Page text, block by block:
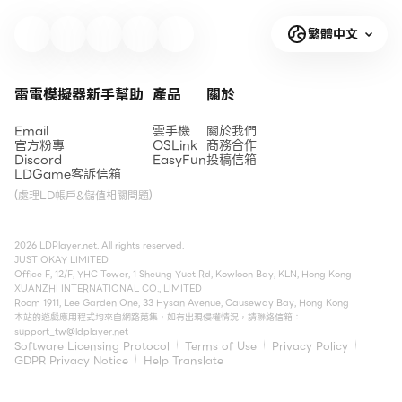
繁體中文
雷電模擬器新手幫助
Email
官方粉專
Discord
LDGame客訴信箱
(處理LD帳戶&儲值相關問題)
產品
雲手機
OSLink
EasyFun
關於
關於我們
商務合作
投稿信箱
2026 LDPlayer.net. All rights reserved.
JUST OKAY LIMITED
Office F, 12/F, YHC Tower, 1 Sheung Yuet Rd, Kowloon Bay, KLN, Hong Kong
XUANZHI INTERNATIONAL CO., LIMITED
Room 1911, Lee Garden One, 33 Hysan Avenue, Causeway Bay, Hong Kong
本站的遊戲應用程式均來自網路蒐集，如有出現侵權情況，請聯絡信箱：
support_tw@ldplayer.net
Software Licensing Protocol Terms of Use
Privacy Policy
GDPR Privacy Notice
Help Translate